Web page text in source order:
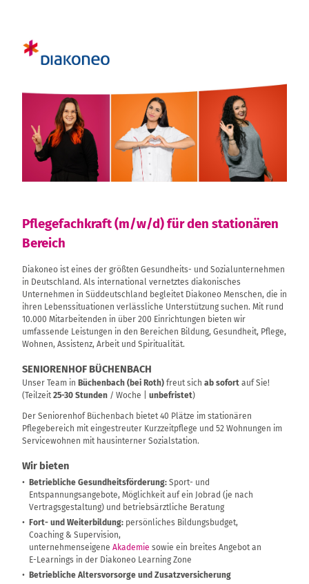
Pflegefachkraft (m/w/d) für den stationären
Bereich
Diakoneo ist eines der größten Gesundheits- und Sozialunternehmen
in Deutschland. Als international vernetztes diakonisches
Unternehmen in Süddeutschland begleitet Diakoneo Menschen, die in
ihren Lebenssituationen verlässliche Unterstützung suchen. Mit rund
10.000 Mitarbeitenden in über 200 Einrichtungen bieten wir
umfassende Leistungen in den Bereichen Bildung, Gesundheit, Pflege,
Wohnen, Assistenz, Arbeit und Spiritualität.
SENIORENHOF BÜCHENBACH
Unser Team in Büchenbach (bei Roth) freut sich ab sofort auf Sie!
(Teilzeit 25-30 Stunden / Woche | unbefristet)
Der Seniorenhof Büchenbach bietet 40 Plätze im stationären
Pflegebereich mit eingestreuter Kurzzeitpflege und 52 Wohnungen im
Servicewohnen mit hausinterner Sozialstation.
Wir bieten
Betriebliche Gesundheitsförderung: Sport- und
Entspannungsangebote, Möglichkeit auf ein Jobrad (je nach
Vertragsgestaltung) und betriebsärztliche Beratung
Fort- und Weiterbildung: persönliches Bildungsbudget,
Coaching & Supervision,
unternehmenseigene Akademie sowie ein breites Angebot an
E-Learnings in der Diakoneo Learning Zone
Betriebliche Altersvorsorge und Zusatzversicherung